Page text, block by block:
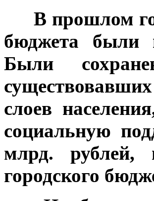
В прошлом
бюджета были
Были
слоев
социальную
млрд.
городского